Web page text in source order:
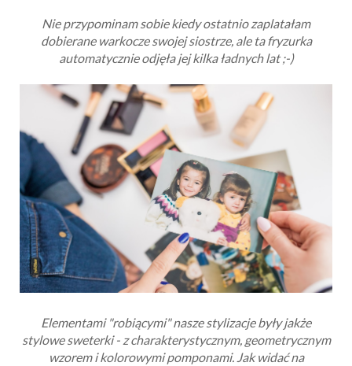
Nie przypominam sobie kiedy ostatnio zaplatałam
dobierane warkocze swojej siostrze, ale ta fryzurka
automatycznie odjęła jej kilka ładnych lat ;-)
Elementami "robiącymi" nasze stylizacje były jakże
stylowe sweterki - z charakterystycznym, geometrycznym
wzorem i kolorowymi pomponami. Jak widać na